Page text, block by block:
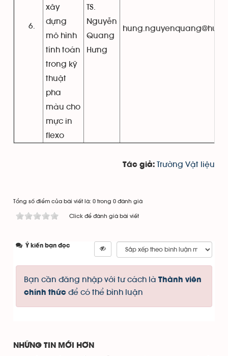
xây
dựng
mô hình
tính toán
trong kỹ
thuật
pha
màu cho
mực in
flexo
TS.
Nguyễn
Quang
Hưng
Tác giả: Trường Vật liệu
Tổng số điểm của bài viết là: 0 trong 0 đánh giá
Click để đánh giá bài viết
Ý kiến bạn đọc
Bạn cần đăng nhập với tư cách là Thành viên
chính thức để có thể bình luận
NHỮNG TIN MỚI HƠN